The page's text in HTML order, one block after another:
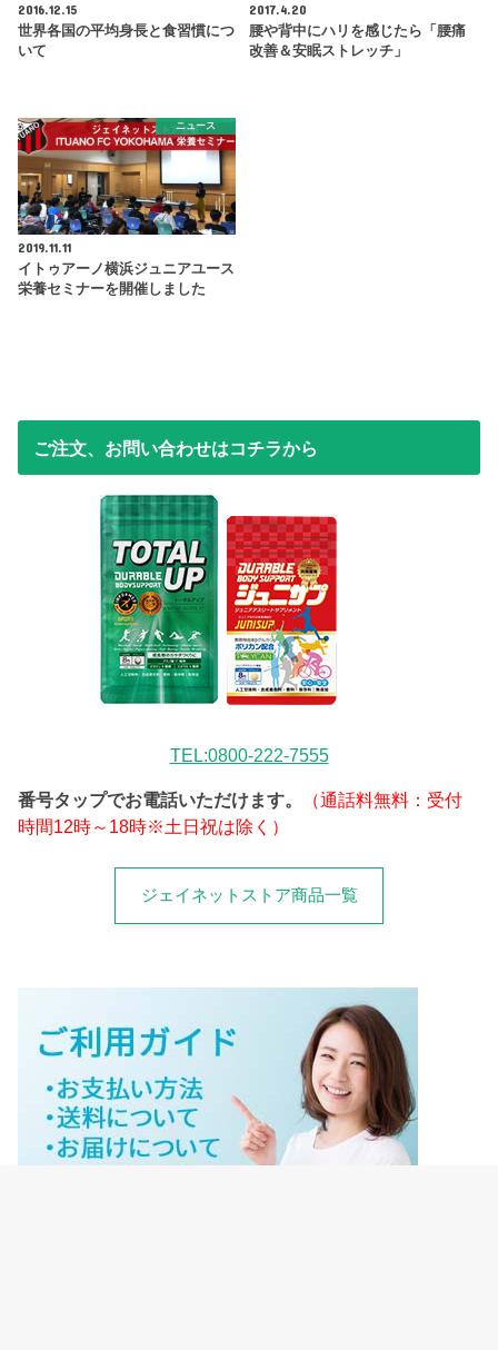
2016.12.15
世界各国の平均身長と食習慣につ
いて
2017.4.20
腰や背中にハリを感じたら「腰痛
改善＆安眠ストレッチ」
ニュース
2019.11.11
イトゥアーノ横浜ジュニアユース
栄養セミナーを開催しました
ご注文、お問い合わせはコチラから
TEL:0800-222-7555
番号タップでお電話いただけます。
（通話料無料：受付
時間12時～18時※土日祝は除く）
ジェイネットストア商品一覧